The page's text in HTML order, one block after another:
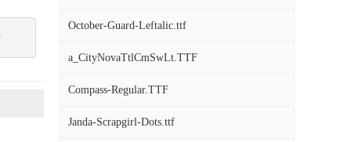
October-Guard-Leftalic.ttf
a_CityNovaTtlCmSwLt.TTF
Compass-Regular.TTF
Janda-Scrapgirl-Dots.ttf